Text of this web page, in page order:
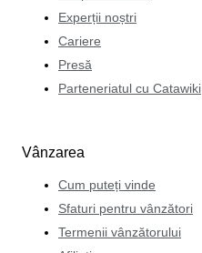
Experții noștri
Cariere
Presă
Parteneriatul cu Catawiki
Vânzarea
Cum puteți vinde
Sfaturi pentru vânzători
Termenii vânzătorului